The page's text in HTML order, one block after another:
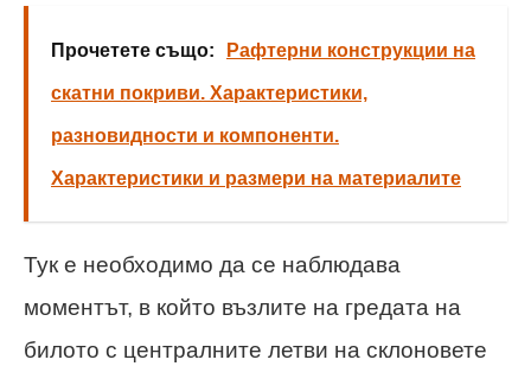
Прочетете също: Рафтерни конструкции на
скатни покриви. Характеристики,
разновидности и компоненти.
Характеристики и размери на материалите
Тук е необходимо да се наблюдава
моментът, в който възлите на гредата на
билото с централните летви на склоновете